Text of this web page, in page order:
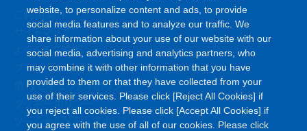
ご利用条件
サイトマップ
よくあるご質問
プライバシーポリシー
情報セキュリティポリシー
クッキーポリシー
ソーシャルメディアポリシー
website, to personalize content and ads, to provide
social media features and to analyze our traffic. We
share information about your use of our website with our
social media, advertising and analytics partners, who
may combine it with other information that you have
provided to them or that they have collected from your
use of their services. Please click [Reject All Cookies] if
you reject all cookies. Please click [Accept All Cookies] if
you agree with the use of all of our cookies. Please click